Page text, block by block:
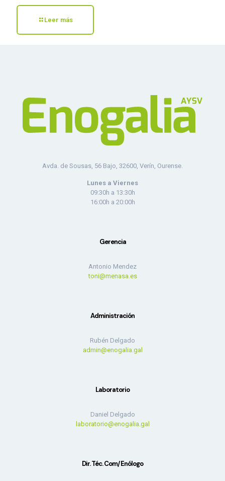
Leer más
Avda. de Sousas, 56 Bajo, 32600, Verín, Ourense.
Lunes a Viernes
09:30h a 13:30h
16:00h a 20:00h
Gerencia
Antonio Mendez
toni@menasa.es
Administración
Rubén Delgado
admin@enogalia.gal
Laboratorio
Daniel Delgado
laboratorio@enogalia.gal
Dir. Téc. Com/Enólogo